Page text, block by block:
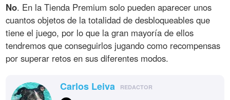
No. En la Tienda Premium solo pueden aparecer unos
cuantos objetos de la totalidad de desbloqueables que
tiene el juego, por lo que la gran mayoría de ellos
tendremos que conseguirlos jugando como recompensas
por superar retos en sus diferentes modos.
Carlos Leiva REDACTOR